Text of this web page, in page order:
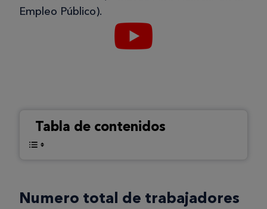
Tabla de contenidos
Numero total de trabajadores